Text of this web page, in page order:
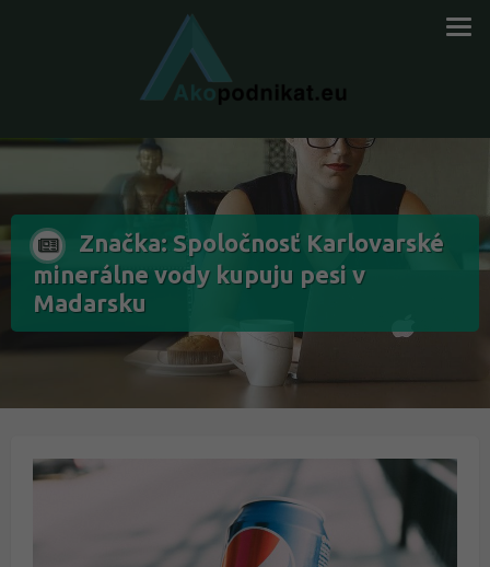
Značka: Spoločnosť Karlovarské
minerálne vody kupuju pesi v
Madarsku